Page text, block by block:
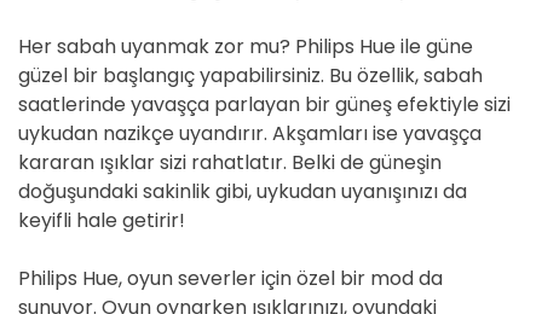
Her sabah uyanmak zor mu? Philips Hue ile güne
güzel bir başlangıç yapabilirsiniz. Bu özellik, sabah
saatlerinde yavaşça parlayan bir güneş efektiyle sizi
uykudan nazikçe uyandırır. Akşamları ise yavaşça
kararan ışıklar sizi rahatlatır. Belki de güneşin
doğuşundaki sakinlik gibi, uykudan uyanışınızı da
keyifli hale getirir!
Philips Hue, oyun severler için özel bir mod da
sunuyor. Oyun oynarken ışıklarınızı, oyundaki